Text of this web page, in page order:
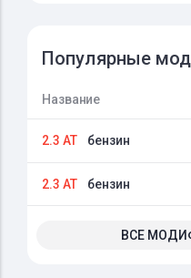
Популярные
Название
2.3 AT бензин
2.3 AT бензин
ВСЕ